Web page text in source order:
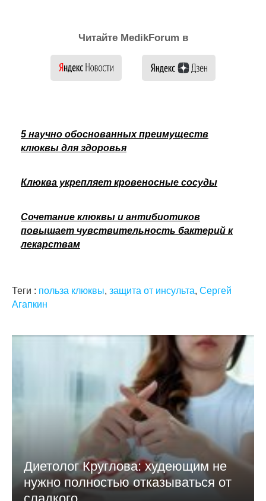
Читайте MedikForum в
5 научно обоснованных преимуществ
клюквы для здоровья
Клюква укрепляет кровеносные сосуды
Сочетание клюквы и антибиотиков
повышает чувствительность бактерий к
лекарствам
Теги : польза клюквы, защита от инсульта, Сергей
Агапкин
Диетолог Круглова: худеющим не
нужно полностью отказываться от
сладкого